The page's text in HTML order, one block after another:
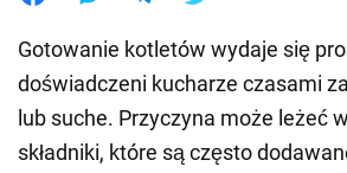
Gotowanie kotletów wydaje się
doświadczeni kucharze czasami
lub suche. Przyczyna może leżeć
składniki, które są często